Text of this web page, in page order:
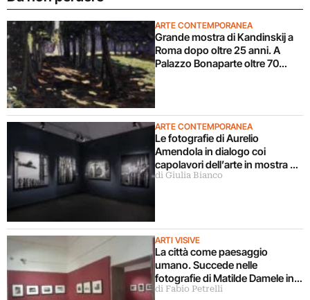
ARTE CONTEMPORANEA
Grande mostra di Kandinskij a
Roma dopo oltre 25 anni. A
Palazzo Bonaparte oltre 70
ARTE CONTEMPORANEA
Le fotografie di Aurelio
Amendola in dialogo coi
capolavori dell’arte in mostra a
Milano
di Giulia Bianco
ARTI VISIVE
La città come paesaggio
umano. Succede nelle
fotografie di Matilde Damele in
mostra a Roma
di Fabio Petrelli